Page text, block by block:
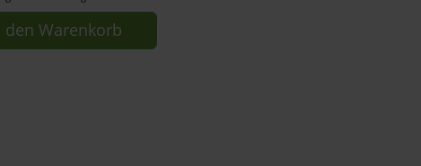
den Warenkorb